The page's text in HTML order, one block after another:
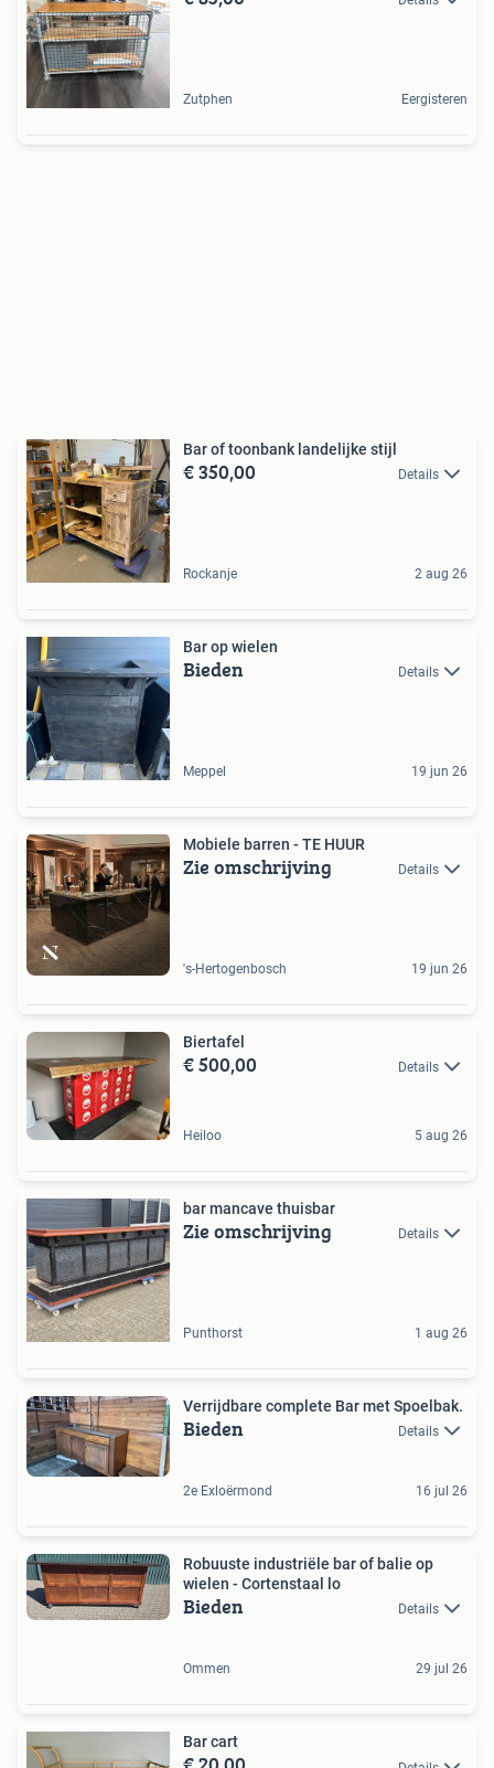
Zutphen Eergisteren
Bar of toonbank landelijke stijl
€ 350,00 Details
Rockanje 2 aug 26
Bar op wielen
Bieden Details
Meppel 19 jun 26
Mobiele barren - TE HUUR
Zie omschrijving Details
's-Hertogenbosch 19 jun 26
Biertafel
€ 500,00 Details
Heiloo 5 aug 26
bar mancave thuisbar
Zie omschrijving Details
Punthorst 1 aug 26
Verrijdbare complete Bar met Spoelbak.
Bieden Details
2e Exloërmond 16 jul 26
Robuuste industriële bar of balie op
wielen - Cortenstaal lo
Bieden Details
Ommen 29 jul 26
Bar cart